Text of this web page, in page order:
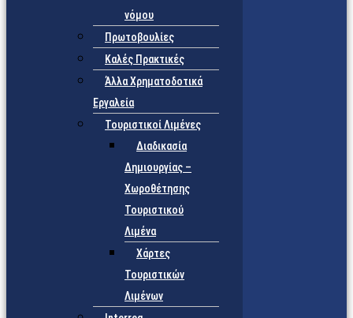
νόμου
Πρωτοβουλίες
Καλές Πρακτικές
Άλλα Χρηματοδοτικά
Εργαλεία
Τουριστικοί Λιμένες
Διαδικασία
Δημιουργίας –
Χωροθέτησης
Τουριστικού
Λιμένα
Χάρτες
Τουριστικών
Λιμένων